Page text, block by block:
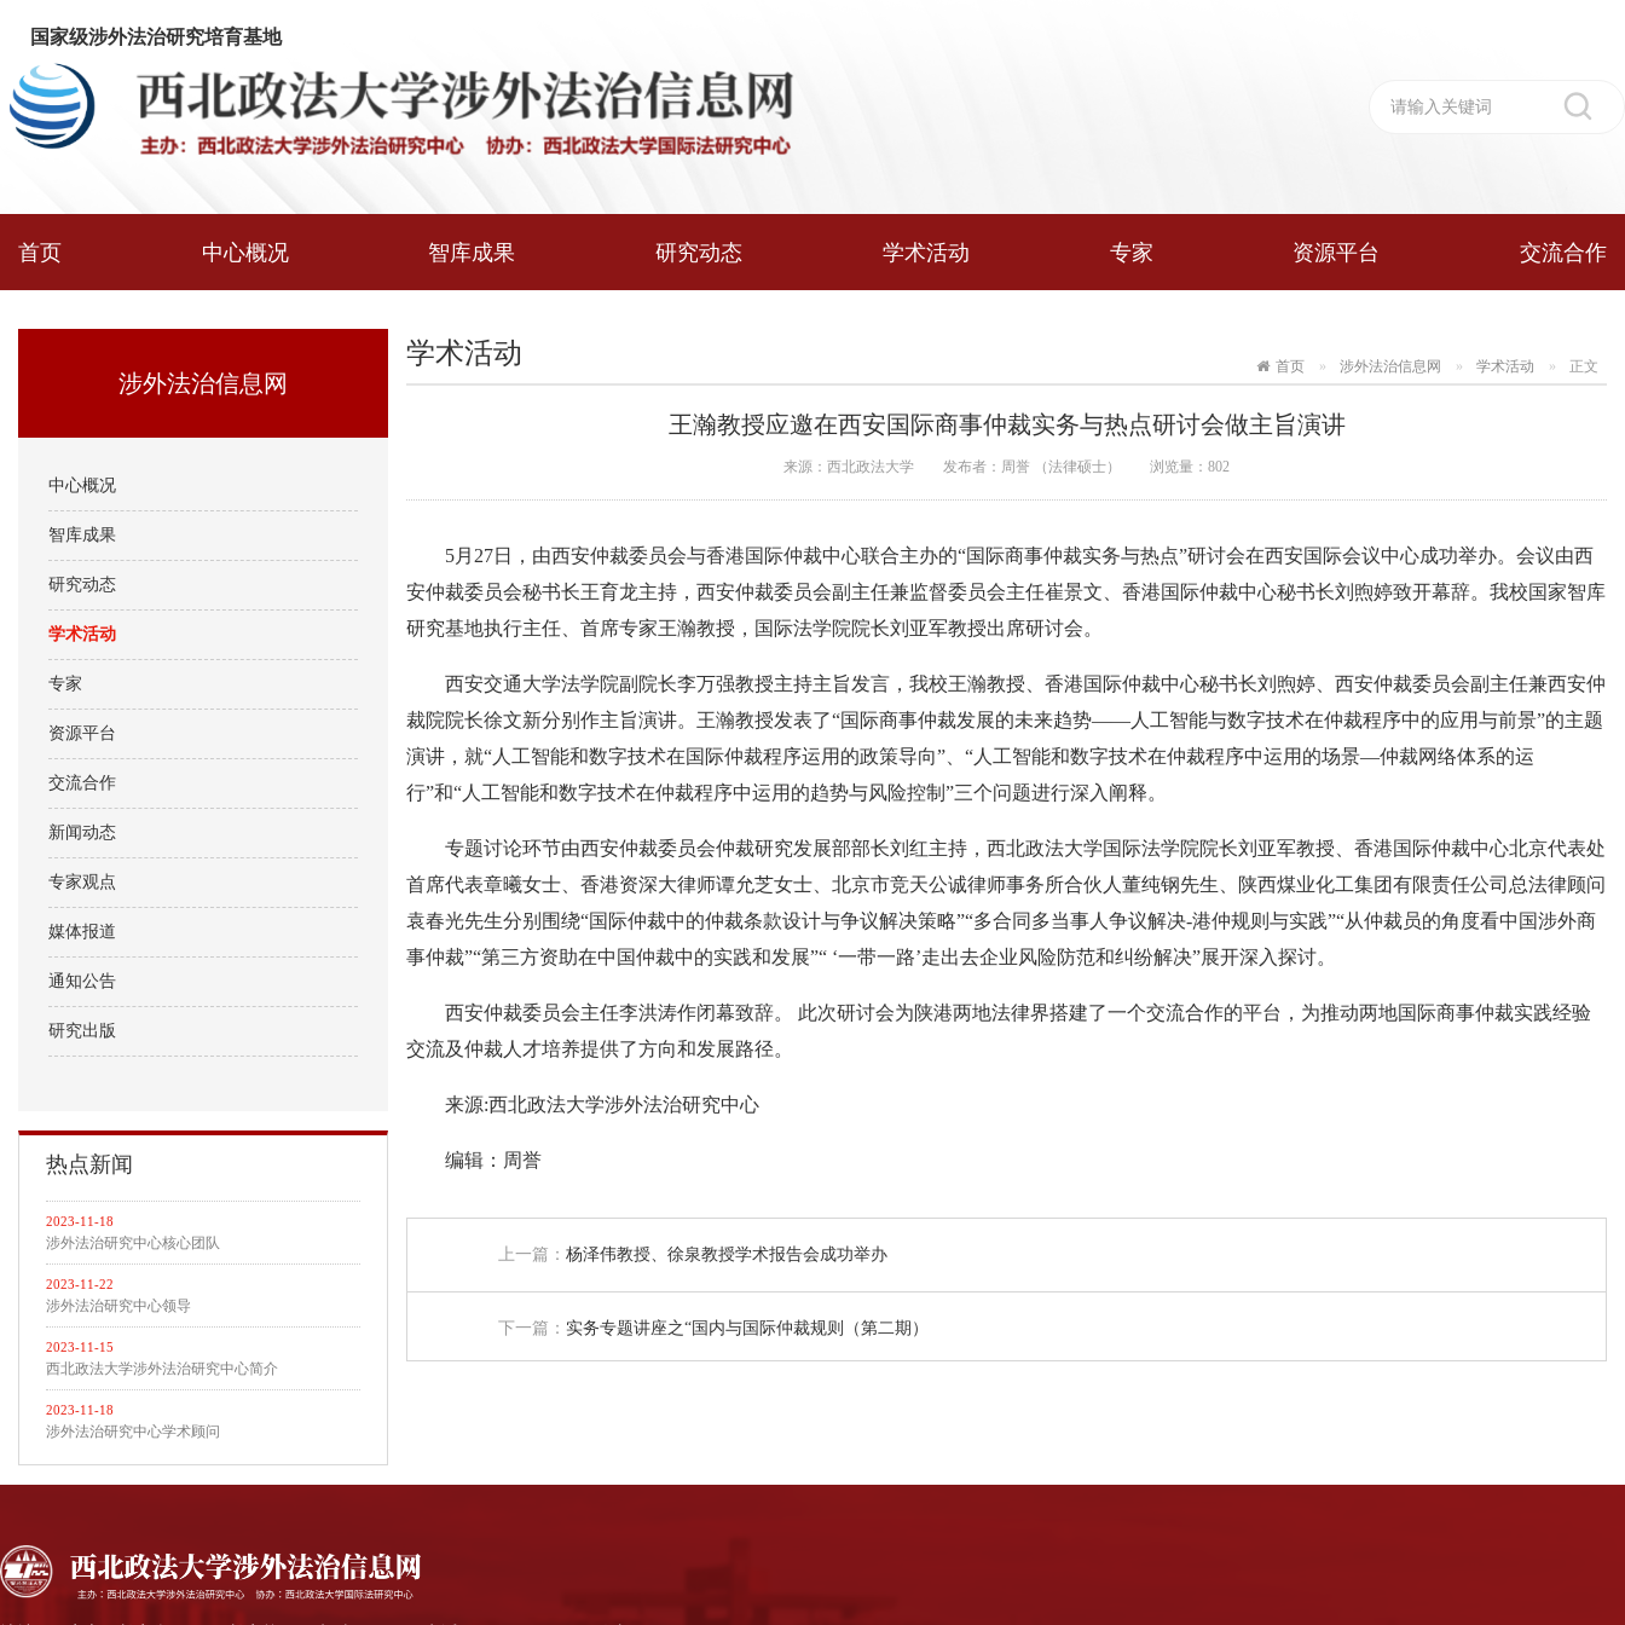
国家级涉外法治研究培育基地
首页 中心概况 智库成果 研究动态 学术活动 专家 资源平台 交流合作
涉外法治信息网
中心概况
智库成果
研究动态
学术活动
专家
资源平台
交流合作
新闻动态
专家观点
媒体报道
通知公告
研究出版
热点新闻
2023-11-18
涉外法治研究中心核心团队
2023-11-22
涉外法治研究中心领导
2023-11-15
西北政法大学涉外法治研究中心简介
2023-11-18
涉外法治研究中心学术顾问
首页 涉外法治信息网 学术活动 正文
学术活动
王瀚教授应邀在西安国际商事仲裁实务与热点研讨会做主旨演讲
来源：西北政法大学 发布者：周誉 （法律硕士） 浏览量： 802
5月27日，由西安仲裁委员会与香港国际仲裁中心联合主办的“国际商事仲裁实务与热点”研讨会在西安国际会议中心成功举办。会议由西
安仲裁委员会秘书长王育龙主持，西安仲裁委员会副主任兼监督委员会主任崔景文、香港国际仲裁中心秘书长刘煦婷致开幕辞。我校国家智库
研究基地执行主任、首席专家王瀚教授，国际法学院院长刘亚军教授出席研讨会。
西安交通大学法学院副院长李万强教授主持主旨发言，我校王瀚教授、香港国际仲裁中心秘书长刘煦婷、西安仲裁委员会副主任兼西安仲
裁院院长徐文新分别作主旨演讲。王瀚教授发表了“国际商事仲裁发展的未来趋势——人工智能与数字技术在仲裁程序中的应用与前景”的主题
演讲，就“人工智能和数字技术在国际仲裁程序运用的政策导向”、“人工智能和数字技术在仲裁程序中运用的场景—仲裁网络体系的运
行”和“人工智能和数字技术在仲裁程序中运用的趋势与风险控制”三个问题进行深入阐释。
专题讨论环节由西安仲裁委员会仲裁研究发展部部长刘红主持，西北政法大学国际法学院院长刘亚军教授、香港国际仲裁中心北京代表处
首席代表章曦女士、香港资深大律师谭允芝女士、北京市竞天公诚律师事务所合伙人董纯钢先生、陕西煤业化工集团有限责任公司总法律顾问
袁春光先生分别围绕“国际仲裁中的仲裁条款设计与争议解决策略”“多合同多当事人争议解决-港仲规则与实践”“从仲裁员的角度看中国涉外商
事仲裁”“第三方资助在中国仲裁中的实践和发展”“ ‘一带一路’走出去企业风险防范和纠纷解决”展开深入探讨。
西安仲裁委员会主任李洪涛作闭幕致辞。 此次研讨会为陕港两地法律界搭建了一个交流合作的平台，为推动两地国际商事仲裁实践经验
交流及仲裁人才培养提供了方向和发展路径。
来源:西北政法大学涉外法治研究中心
编辑：周誉
上一篇： 杨泽伟教授、徐泉教授学术报告会成功举办
下一篇： 实务专题讲座之“国内与国际仲裁规则（第二期）